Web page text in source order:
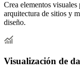
Crea elementos
arquitectura de sitios y
diseño.
Visualización de